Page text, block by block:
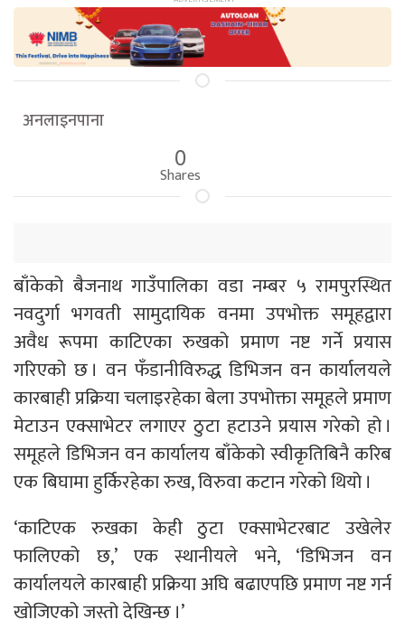
अनलाइनपाना
0
Shares
बाँकेको बैजनाथ गाउँपालिका वडा नम्बर ५ रामपुरस्थित
नवदुर्गा भगवती सामुदायिक वनमा उपभोक्त समूहद्वारा
अवैध रूपमा काटिएका रुखको प्रमाण नष्ट गर्ने प्रयास
गरिएको छ । वन फँडानीविरुद्ध डिभिजन वन कार्यालयले
कारबाही प्रक्रिया चलाइरहेका बेला उपभोक्ता समूहले प्रमाण
मेटाउन एक्साभेटर लगाएर ठुटा हटाउने प्रयास गरेको हो ।
समूहले डिभिजन वन कार्यालय बाँकेको स्वीकृतिबिनै करिब
एक बिघामा हुर्किरहेका रुख, विरुवा कटान गरेको थियो ।
‘काटिएक रुखका केही ठुटा एक्साभेटरबाट उखेलेर
फालिएको छ,’ एक स्थानीयले भने, ‘डिभिजन वन
कार्यालयले कारबाही प्रक्रिया अघि बढाएपछि प्रमाण नष्ट गर्न
खोजिएको जस्तो देखिन्छ ।’